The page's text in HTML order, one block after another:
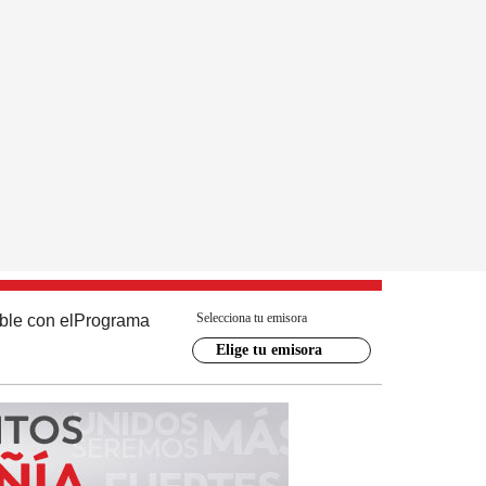
con el Programa Selecciona tu emisora
Elige tu emisora